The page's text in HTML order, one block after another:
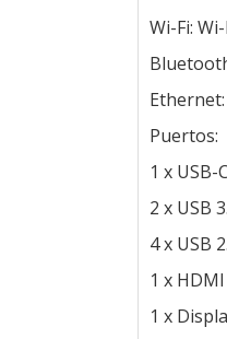
Wi-Fi:
Puertos:
1 x USB-
2 x USB
4 x USB
1 x
1 x